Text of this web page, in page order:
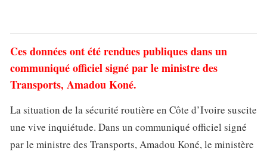
Ces données ont été rendues publiques dans un
communiqué officiel signé par le ministre des
Transports, Amadou Koné.
La situation de la sécurité routière en Côte d’Ivoire suscite
une vive inquiétude. Dans un communiqué officiel signé
par le ministre des Transports, Amadou Koné, le ministère